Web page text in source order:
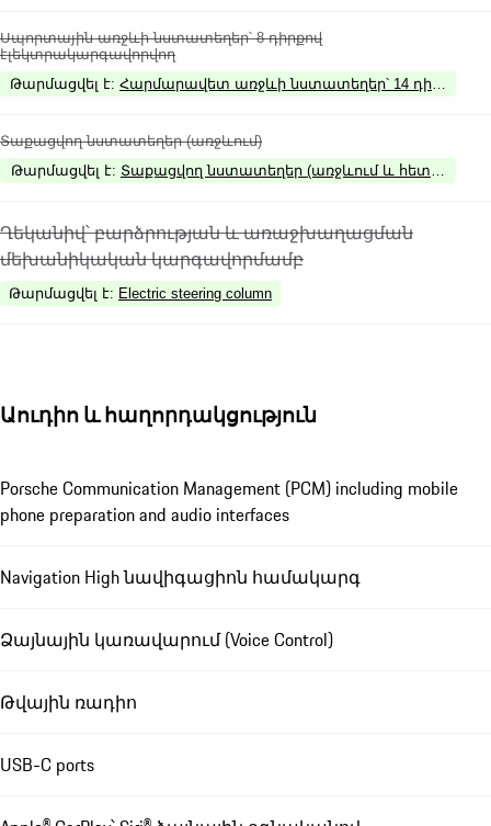
Սպորտային առջևի նստատեղեր՝ 8 դիրքով
էլեկտրակարգավորվող
Թարմացվել է: Հարմարավետ առջևի նստատեղեր՝ 14 դիրքով
Տաքացվող նստատեղեր (առջևում)
Թարմացվել է: Տաքացվող նստատեղեր (առջևում և հետևում)
Ղեկանիվ՝ բարձրության և առաջխաղացման
մեխանիկական կարգավորմամբ
Թարմացվել է: Electric steering column
Աուդիո և հաղորդակցություն
Porsche Communication Management (PCM) including mobile
phone preparation and audio interfaces
Navigation High նավիգացիոն համակարգ
Ձայնային կառավարում (Voice Control)
Թվային ռադիո
USB-C ports